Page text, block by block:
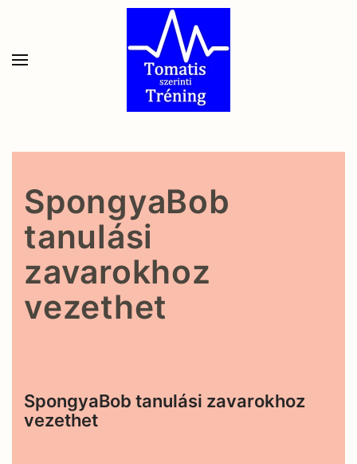
Skip to main content
SpongyaBob
tanulási
zavarokhoz
vezethet
SpongyaBob tanulási zavarokhoz
vezethet